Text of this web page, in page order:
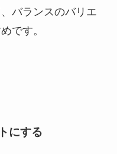
バランスのバリエ
です。
にする